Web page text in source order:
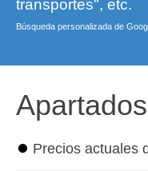
transportes", etc.
Búsqueda personalizada de
⏺ Precios actuales